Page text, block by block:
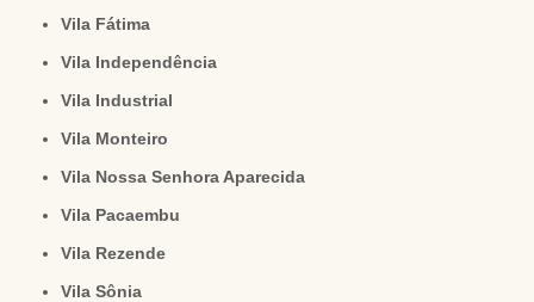
Vila Fátima
Vila Independência
Vila Industrial
Vila Monteiro
Vila Nossa Senhora Aparecida
Vila Pacaembu
Vila Rezende
Vila Sônia